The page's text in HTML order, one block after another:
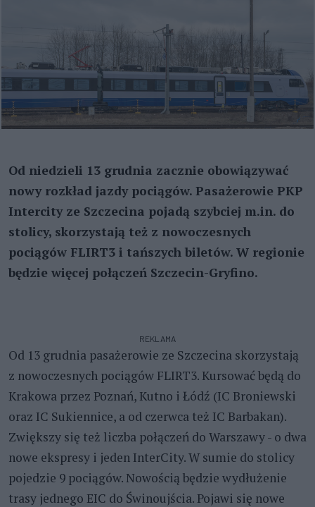
Od niedzieli 13 grudnia zacznie obowiązywać
nowy rozkład jazdy pociągów. Pasażerowie PKP
Intercity ze Szczecina pojadą szybciej m.in. do
stolicy, skorzystają też z nowoczesnych
pociągów FLIRT3 i tańszych biletów. W regionie
będzie więcej połączeń Szczecin-Gryfino.
REKLAMA
Od 13 grudnia pasażerowie ze Szczecina skorzystają
z nowoczesnych pociągów FLIRT3. Kursować będą do
Krakowa przez Poznań, Kutno i Łódź (IC Broniewski
oraz IC Sukiennice, a od czerwca też IC Barbakan).
Zwiększy się też liczba połączeń do Warszawy - o dwa
nowe ekspresy i jeden InterCity. W sumie do stolicy
pojedzie 9 pociągów. Nowością będzie wydłużenie
trasy jednego EIC do Świnoujścia. Pojawi się nowe